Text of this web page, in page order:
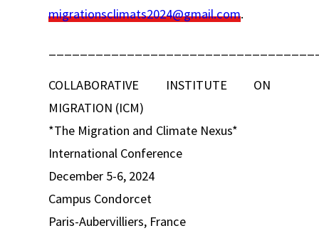
migrationsclimats2024@gmail.com.
COLLABORATIVE INSTITUTE ON
MIGRATION (ICM)
*The Migration and Climate Nexus*
International Conference
December 5-6, 2024
Campus Condorcet
Paris-Aubervilliers, France